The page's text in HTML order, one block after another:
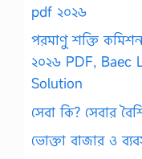
pdf ২০২৬
পরমাণু শক্তি কমিশন
২০২৬ PDF, Baec
Solution
সেবা কি? সেবার
ভোক্তা বাজার ও